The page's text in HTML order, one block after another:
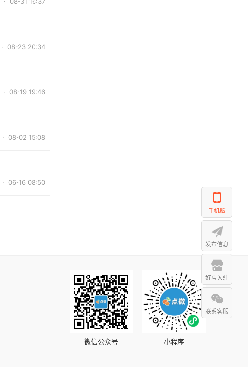
· 08-23 20:34
· 08-19 19:46
· 08-02 15:08
· 06-16 08:50
小程序
微信公众号
手机版
发布信息
好店入驻
联系客服